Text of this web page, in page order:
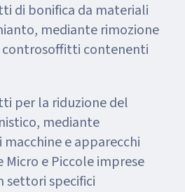
di bonifica da materiali
mediante rimozione
controsoffitti contenenti
per la riduzione del
mediante
e apparecchi
e Piccole imprese
settori specifici